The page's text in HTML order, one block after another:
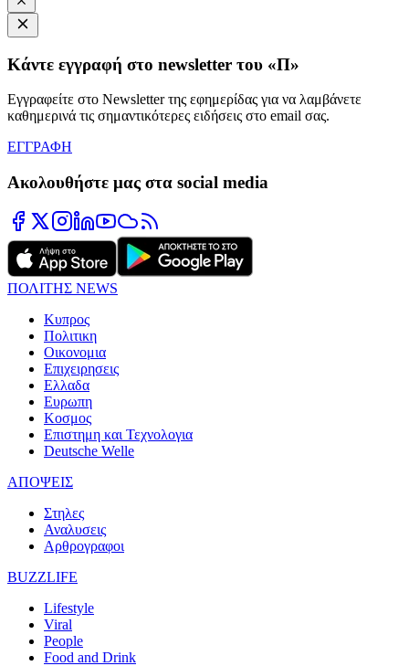
Κάντε εγγραφή στο newsletter του «Π»
Εγγραφείτε στο Newsletter της εφημερίδας για να λαμβάνετε
καθημερινά τις σημαντικότερες ειδήσεις στο email σας.
ΕΓΓΡΑΦΗ
Ακολουθήστε μας στα social media
ΠΟΛΙΤΗΣ NEWS
Κυπρος
Πολιτικη
Οικονομια
Επιχειρησεις
Ελλαδα
Ευρωπη
Κοσμος
Επιστημη και Τεχνολογια
Deutsche Welle
ΑΠΟΨΕΙΣ
Στηλες
Αναλυσεις
Αρθρογραφοι
BUZZLIFE
Lifestyle
Viral
People
Food and Drink